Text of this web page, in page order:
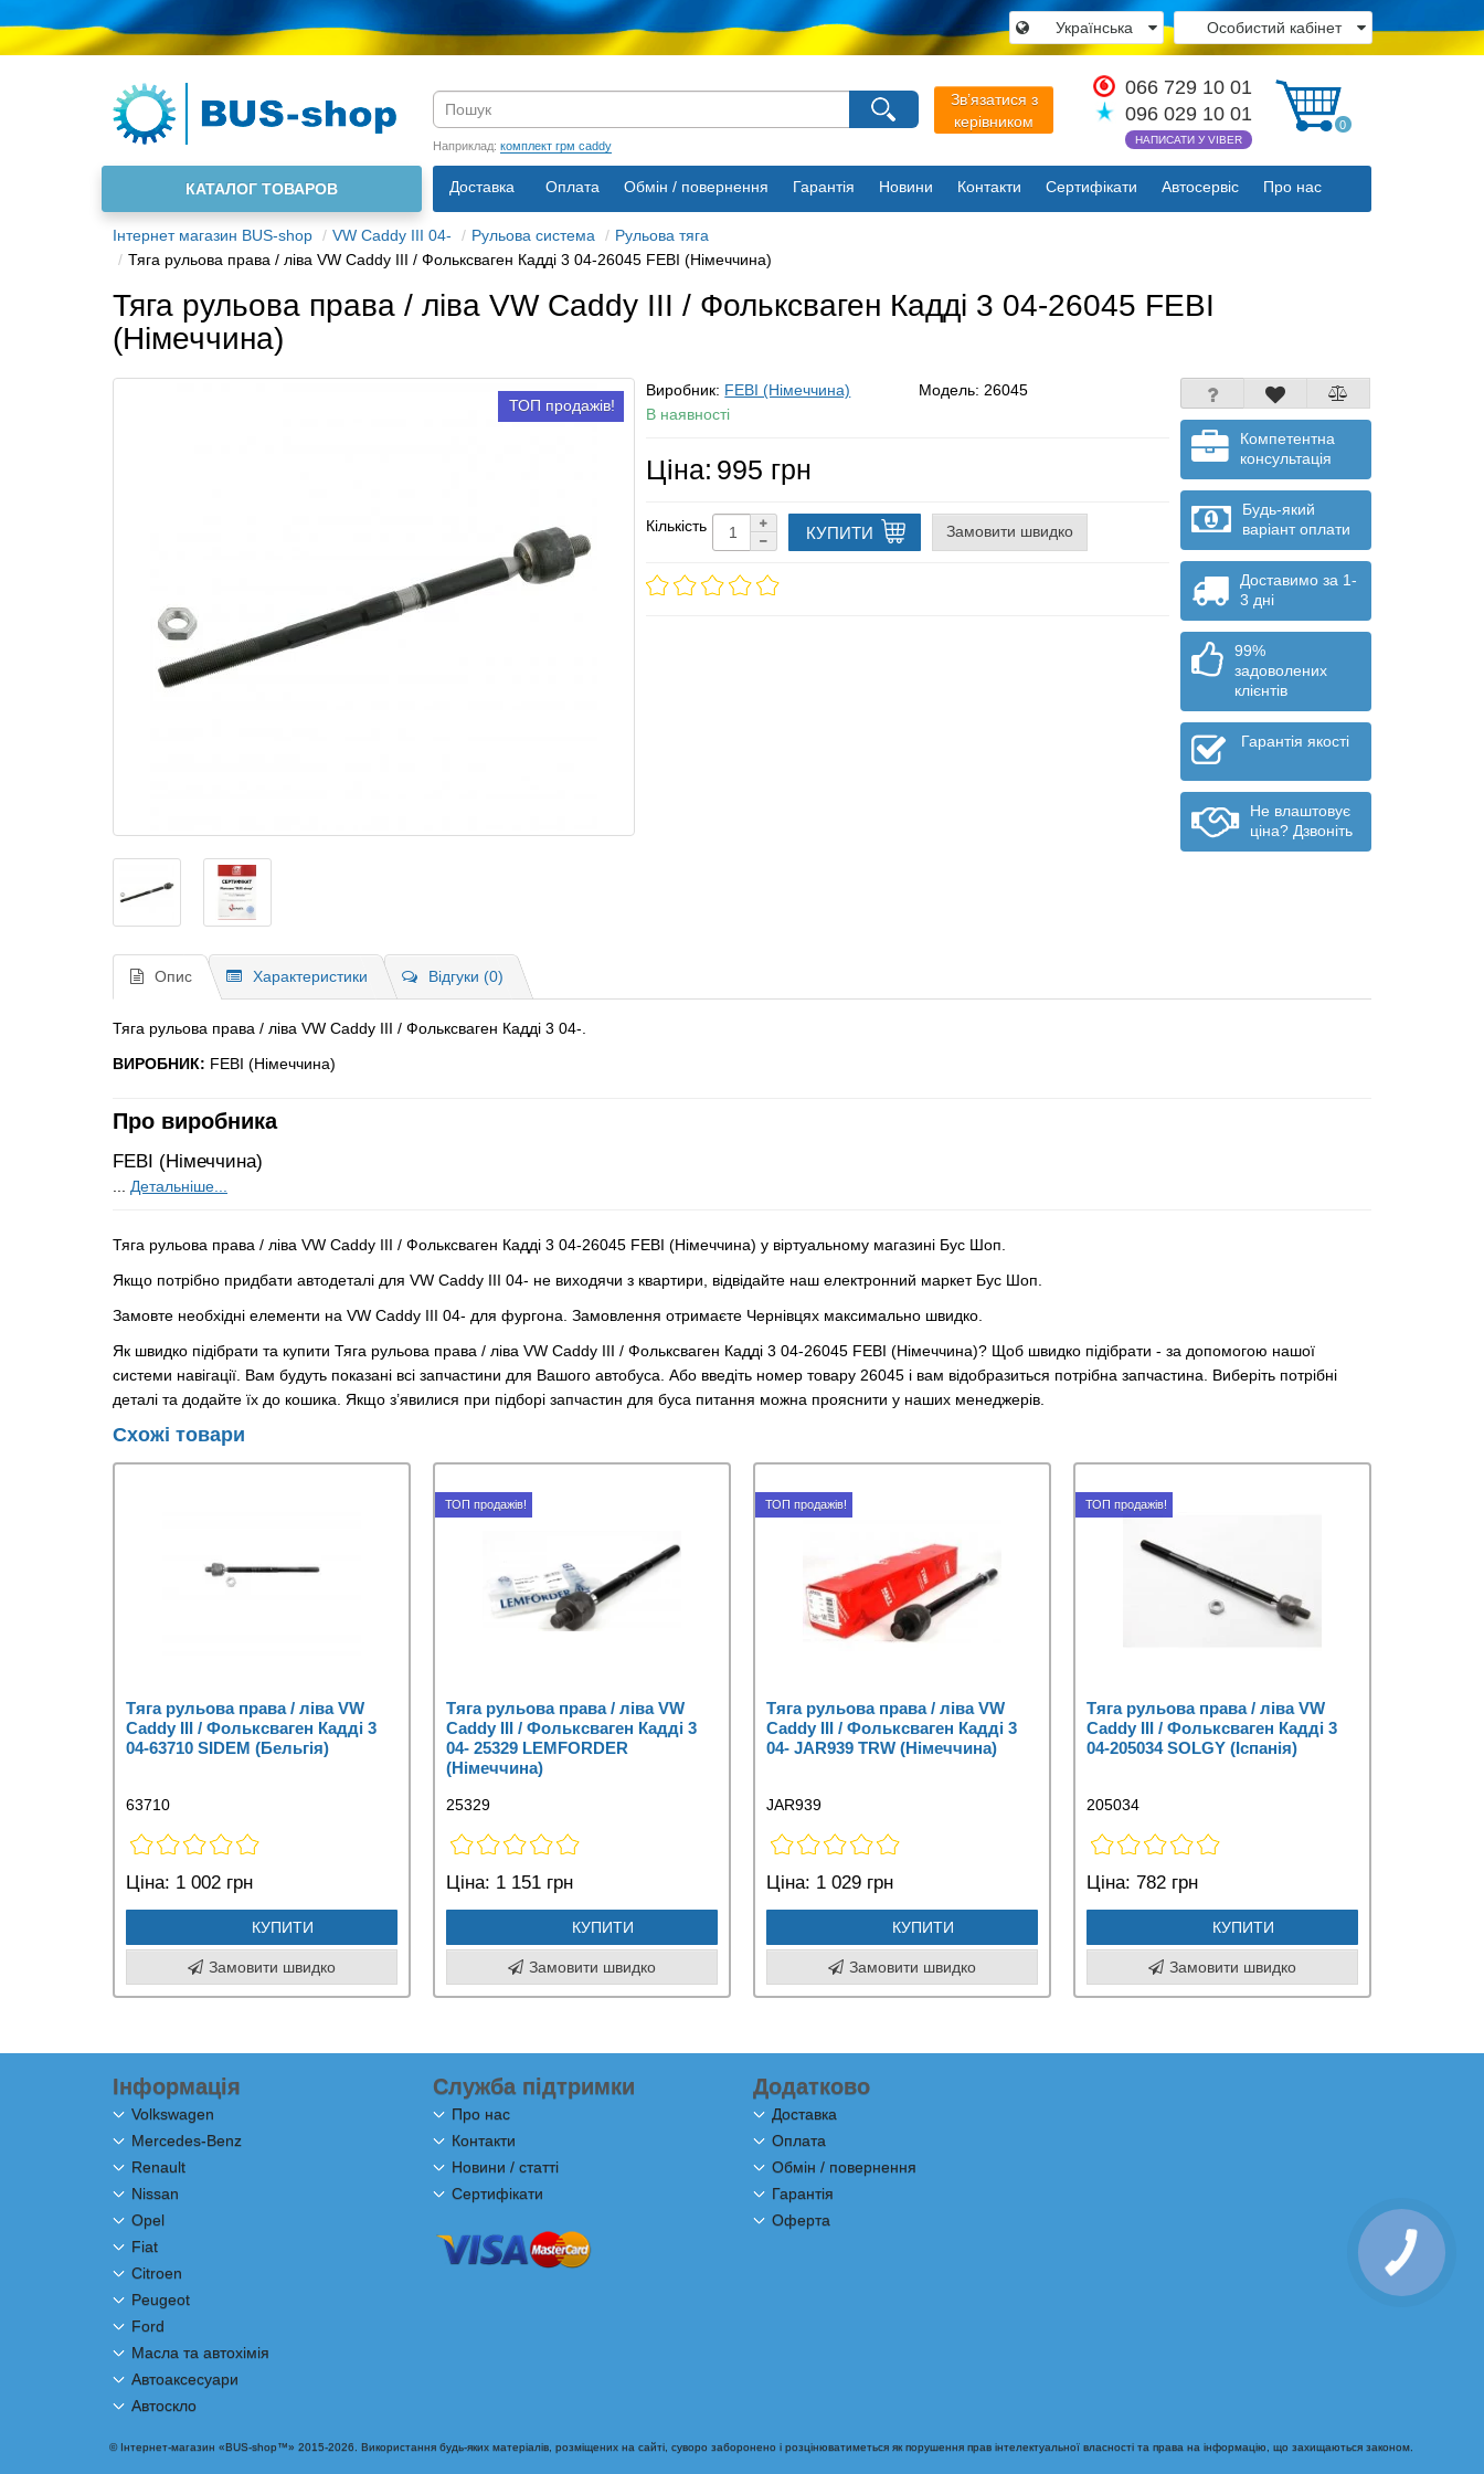
Особистий кабінет
Українська
Зв’язатися з
керівником
066 729 10 01
096 029 10 01
НАПИСАТИ У VIBER
0
Наприклад: комплект грм caddy
Доставка Оплата Обмін / повернення Гарантія Новини Контакти Сертифікати Автосервіс Про нас
КАТАЛОГ ТОВАРОВ
Інтернет магазин BUS-shop VW Caddy III 04- Рульова система
Рульова тяга
Тяга рульова права / ліва VW Caddy III / Фольксваген Кадді 3 04-26045 FEBI (Німеччина)
×
Мова магазину
Тяга рульова права / ліва VW Caddy III / Фольксваген Кадді 3 04-26045 FEBI
(Німеччина)
ТОП продажів!
Виробник: FEBI (Німеччина) Модель: 26045
В наявності
Ціна: 995 грн
Кількість КУПИТИ Замовити швидко
Компетентна
консультація
Будь-який
варіант оплати
Доставимо за 1-
3 дні
99%
задоволених
клієнтів
Гарантія якості
Не влаштовує
ціна? Дзвоніть
Опис Характеристики Відгуки (0)
Тяга рульова права / ліва VW Caddy III / Фольксваген Кадді 3 04-.
ВИРОБНИК: FEBI (Німеччина)
Про виробника
FEBI (Німеччина)
... Детальніше...
Тяга рульова права / ліва VW Caddy III / Фольксваген Кадді 3 04-26045 FEBI (Німеччина) у віртуальному магазині Бус Шоп.
Якщо потрібно придбати автодеталі для VW Caddy III 04- не виходячи з квартири, відвідайте наш електронний маркет Бус Шоп.
Замовте необхідні елементи на VW Caddy III 04- для фургона. Замовлення отримаєте Чернівцях максимально швидко.
Як швидко підібрати та купити Тяга рульова права / ліва VW Caddy III / Фольксваген Кадді 3 04-26045 FEBI (Німеччина)? Щоб швидко підібрати - за допомогою нашої
системи навігації. Вам будуть показані всі запчастини для Вашого автобуса. Або введіть номер товару 26045 і вам відобразиться потрібна запчастина. Виберіть потрібні
деталі та додайте їх до кошика. Якщо з’явилися при підборі запчастин для буса питання можна прояснити у наших менеджерів.
Схожі товари
Тяга рульова права / ліва VW
Caddy III / Фольксваген Кадді 3
04-63710 SIDEM (Бельгія)
63710
Ціна: 1 002 грн
КУПИТИ
Замовити швидко
ТОП продажів!
Тяга рульова права / ліва VW
Caddy III / Фольксваген Кадді 3
04- 25329 LEMFORDER
(Німеччина)
25329
Ціна: 1 151 грн
КУПИТИ
Замовити швидко
ТОП продажів!
Тяга рульова права / ліва VW
Caddy III / Фольксваген Кадді 3
04- JAR939 TRW (Німеччина)
JAR939
Ціна: 1 029 грн
КУПИТИ
Замовити швидко
ТОП продажів!
Тяга рульова права / ліва VW
Caddy III / Фольксваген Кадді 3
04-205034 SOLGY (Іспанія)
205034
Ціна: 782 грн
КУПИТИ
Замовити швидко
Інформація
Volkswagen
Mercedes-Benz
Renault
Nissan
Opel
Fiat
Citroen
Peugeot
Ford
Масла та автохімія
Автоаксесуари
Автоскло
Служба підтримки
Про нас
Контакти
Новини / статті
Сертифікати
Додатково
Доставка
Оплата
Обмін / повернення
Гарантія
Оферта
© Інтернет-магазин «BUS-shop™» 2015-2026. Використання будь-яких матеріалів, розміщених на сайті, суворо заборонено і розцінюватиметься як порушення прав інтелектуальної власності та права на інформацію, що захищаються законом.